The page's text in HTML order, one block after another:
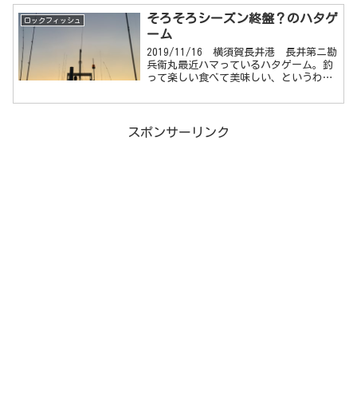
せて・・・二兎ならぬ三兎を追ってみる
が・・...
ロックフィッシュ
そろそろシーズン終盤？のハタゲ
ーム
2019/11/16 横須賀長井港 長井第ニ勘
兵衞丸最近ハマっているハタゲーム。釣
って楽しい食べて美味しい、というわけ
間の4回目。 いつもご一緒するかい...
スポンサーリンク